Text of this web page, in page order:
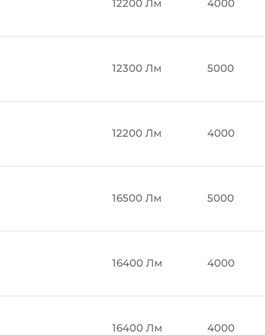
12200 Лм 4000
12300 Лм 5000
12200 Лм 4000
16500 Лм 5000
16400 Лм 4000
16400 Лм 4000